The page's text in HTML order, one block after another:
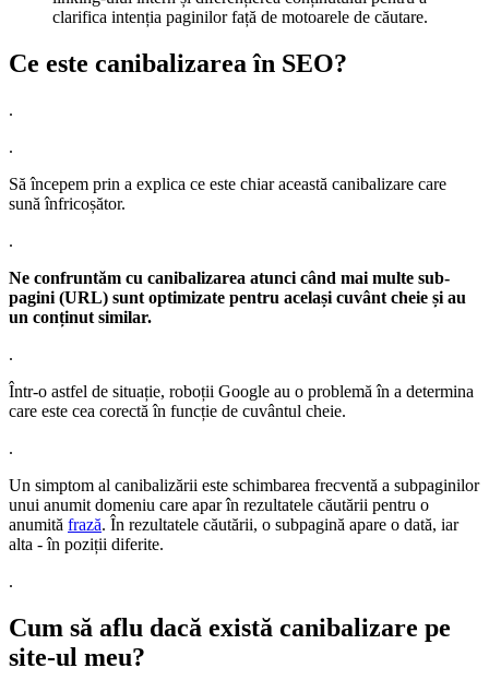
clarifica intenția paginilor față de motoarele de căutare.
Ce este canibalizarea în SEO?
.
.
Să începem prin a explica ce este chiar această canibalizare care
sună înfricoșător.
.
Ne confruntăm cu canibalizarea atunci când mai multe sub-
pagini (URL) sunt optimizate pentru același cuvânt cheie și au
un conținut similar.
.
Într-o astfel de situație, roboții Google au o problemă în a determina
care este cea corectă în funcție de cuvântul cheie.
.
Un simptom al canibalizării este schimbarea frecventă a subpaginilor
unui anumit domeniu care apar în rezultatele căutării pentru o
anumită frază. În rezultatele căutării, o subpagină apare o dată, iar
alta - în poziții diferite.
.
Cum să aflu dacă există canibalizare pe
site-ul meu?